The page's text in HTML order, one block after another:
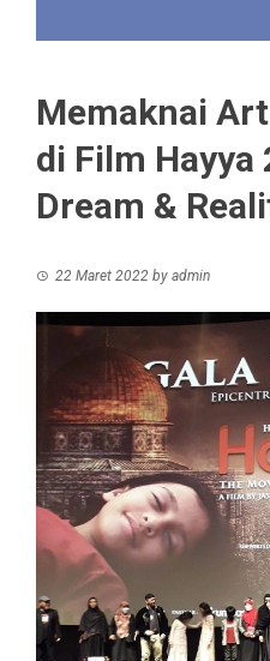
Memaknai
di Film Hayya
Dream &
22 Maret 2022 by admin